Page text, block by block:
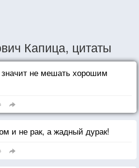
Капица, цитаты
не мешать хорошим
и не рак, а жадный дурак!